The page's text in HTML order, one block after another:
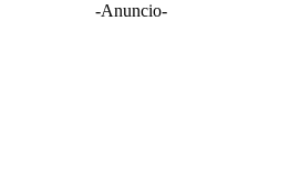
-Anuncio-